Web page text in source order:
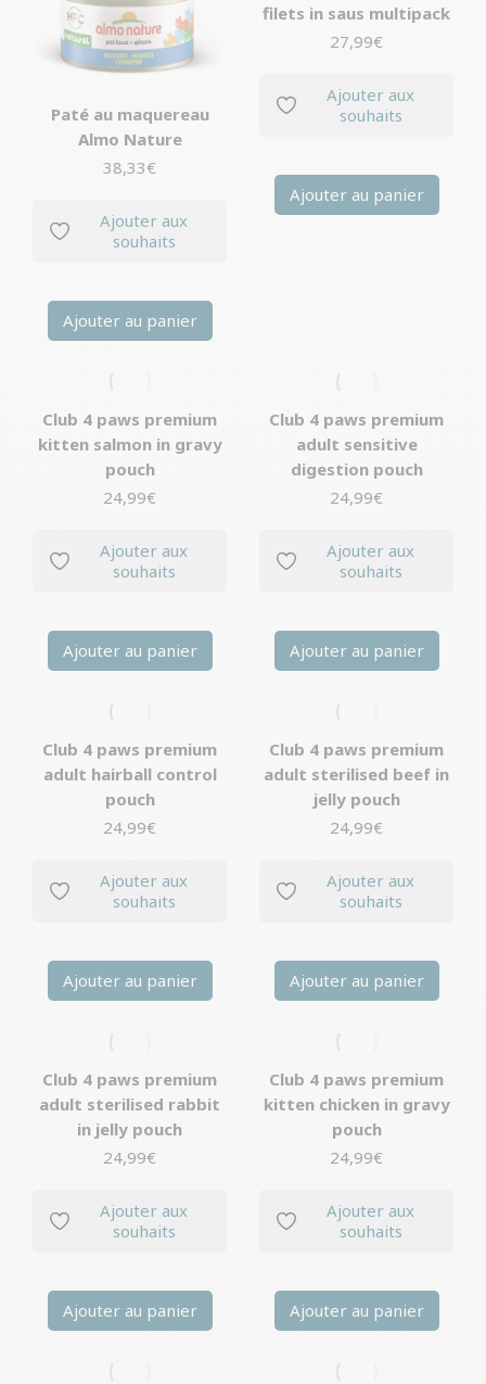
Paté au maquereau
Almo Nature
38,33€
Ajouter aux
souhaits
Ajouter au panier
filets in saus multipack
27,99€
Ajouter aux
souhaits
Ajouter au panier
Club 4 paws premium
kitten salmon in gravy
pouch
24,99€
Ajouter aux
souhaits
Ajouter au panier
Club 4 paws premium
adult sensitive
digestion pouch
24,99€
Ajouter aux
souhaits
Ajouter au panier
Club 4 paws premium
adult hairball control
pouch
24,99€
Ajouter aux
souhaits
Ajouter au panier
Club 4 paws premium
adult sterilised beef in
jelly pouch
24,99€
Ajouter aux
souhaits
Ajouter au panier
Club 4 paws premium
adult sterilised rabbit
in jelly pouch
24,99€
Ajouter aux
souhaits
Ajouter au panier
Club 4 paws premium
kitten chicken in gravy
pouch
24,99€
Ajouter aux
souhaits
Ajouter au panier